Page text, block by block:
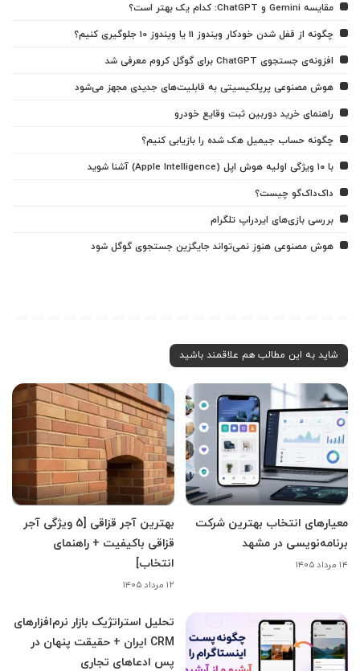
مقایسه Gemini و ChatGPT: کدام یک بهتر است؟
چگونه از قفل شدن خودکار ویندوز 11 یا ویندوز 10 جلوگیری کنیم؟
افزونه‌ی جستجوی ChatGPT برای گوگل کروم معرفی شد
هوش مصنوعی پرپلکیسیتی به قابلیت‌های جدیدی مجهز می‌شود
راهنمای خرید دوربین ثبت وقایع خودرو
چگونه حساب جیمیل هک شده را بازیابی کنیم؟
با ۱۰ ویژگی اولیه هوش اپل (Apple Intelligence) آشنا شوید
داک‌داک‌گو چیست؟
بررسی بازی‌های ایردراپ تلگرام
هوش مصنوعی هنوز نمی‌تواند جایگزین جستجوی گوگل شود
شاید به این مطالب هم علاقمند باشید
معیارهای انتخاب بهترین شرکت
برنامه‌نویسی در مشهد
۱۴ مرداد ۱۴۰۵
بهترین آجر قزاقی [5 ویژگی آجر
قزاقی باکیفیت + راهنمای
انتخاب]
۱۲ مرداد ۱۴۰۵
تحلیل استراتژیک بازار نرم‌افزارهای
CRM ایران + حقیقت پنهان در
پس ادعاهای تجاری